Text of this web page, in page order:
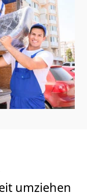
umziehen